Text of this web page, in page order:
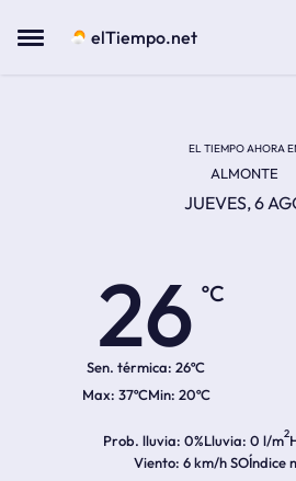
Menu elTiempo.net
EL TIEMPO AHORA
ALMONTE
JUEVES, 6
26
ºC
Sen. térmica: 26ºC
37ºC 20ºC
Prob. lluvia 0%Lluvia 0 l/m2
Viento 6 km/h SOÍndice